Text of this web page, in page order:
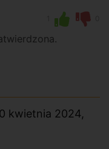
kwietnia 2024,